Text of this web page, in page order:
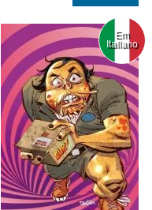
Em
Italiano